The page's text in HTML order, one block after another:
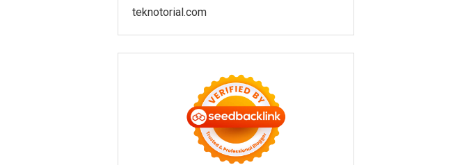
teknotorial.com